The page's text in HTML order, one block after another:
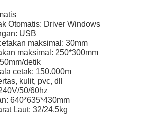
Otomatis: Driver Windows
USB
maksimal: 30mm
maksimal: 250*300mm
detik
cetak: 150.000m
kulit, pvc, dll
50/60hz
640*635*430mm
Laut: 32/24,5kg